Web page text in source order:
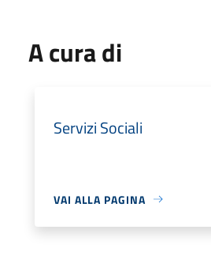
A cura di
Servizi Sociali
VAI ALLA PAGINA